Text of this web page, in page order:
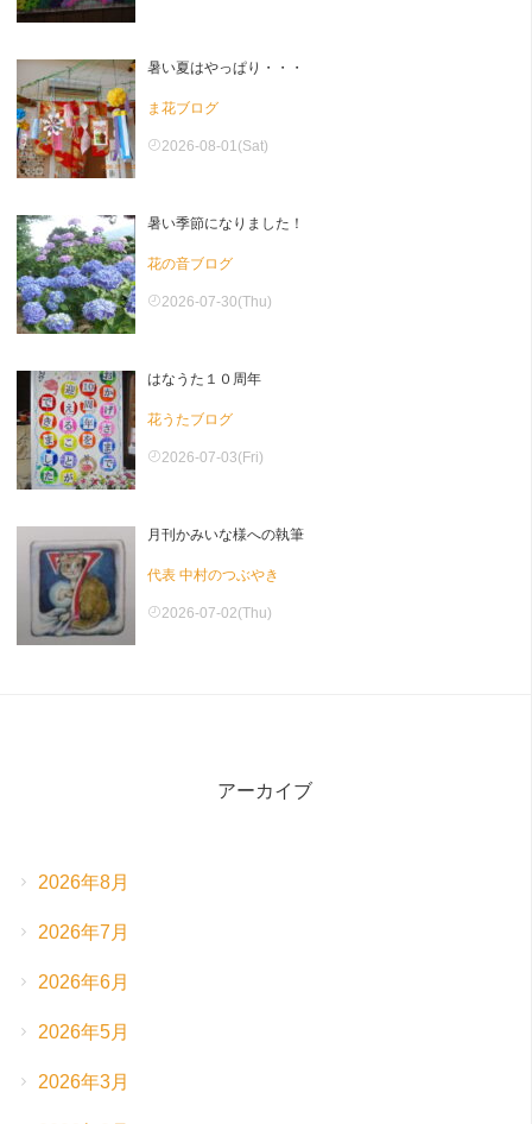
暑い夏はやっぱり・・・
ま花ブログ
2026-08-01(Sat)
暑い季節になりました！
花の音ブログ
2026-07-30(Thu)
はなうた１０周年
花うたブログ
2026-07-03(Fri)
月刊かみいな様への執筆
代表 中村のつぶやき
2026-07-02(Thu)
アーカイブ
2026年8月
2026年7月
2026年6月
2026年5月
2026年3月